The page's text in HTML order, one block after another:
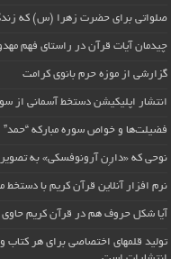
صلواتی برای حضرت زهرا (س) که
چیدمان آیات قرآن در راستای فهم
گزارشی از موزه حرم بانوی کرامت
انتشار اپلیکیشن دستخط آسمانی از
فضیلت‌ها و خواص سوره مبارکه “حمد”
نوحی که «دارِن آرونوفسکی» به
نرم افزار آنلاین قرآن کریم با
آیا شکل حروف هم در قرآن کریم حاوی
تولید قلمهای اختصاصی برای هر کتاب